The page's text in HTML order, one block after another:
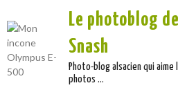
Le photoblog de
Snash
Photo-blog alsacien qui aime
photos …